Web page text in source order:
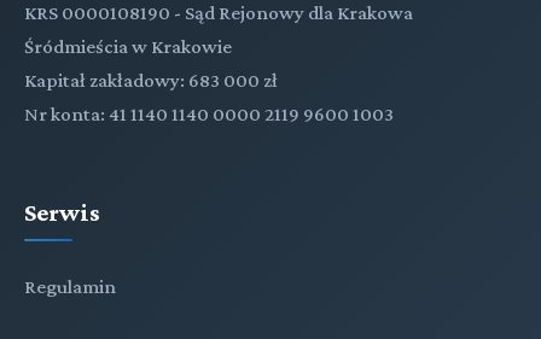
KRS 0000108190 - Sąd Rejonowy dla Krakowa
Śródmieścia w Krakowie
Kapitał zakładowy: 683 000 zł
Nr konta: 41 1140 1140 0000 2119 9600 1003
Serwis
Regulamin